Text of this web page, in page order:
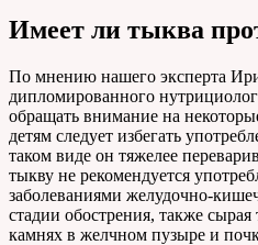
Имеет ли тыква
По мнению нашего эксперта
дипломированного
обращать внимание на
детям следует избегать
таком виде он тяжелее
тыкву не рекомендуется
заболеваниями желудочно-
стадии обострения, также
камнях в желчном пузыре и